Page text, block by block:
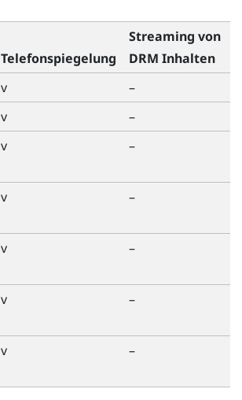
Telefonspiegelung
Streaming von
DRM Inhalten
v
–
v
–
v –
v –
v –
v –
v –